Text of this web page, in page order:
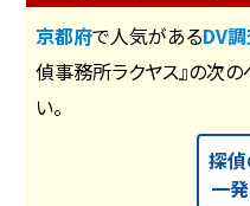
京都府で人気があるDV
偵事務所ラクヤス』の次
い。
探
一